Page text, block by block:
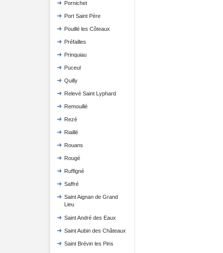
Pornichet
Port Saint Père
Pouillé les Côteaux
Préfailles
Prinquiau
Puceul
Quilly
Relevé Saint Lyphard
Remouillé
Rezé
Riaillé
Rouans
Rougé
Ruffigné
Saffré
Saint Aignan de Grand
Lieu
Saint André des Eaux
Saint Aubin des Châteaux
Saint Brévin les Pins